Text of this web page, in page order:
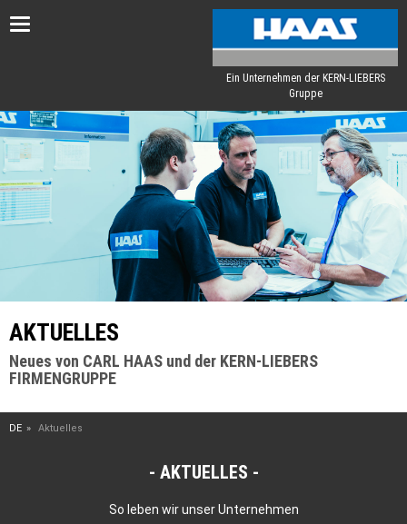
Toggle
Ein Unternehmen der KERN-LIEBERS
Gruppe
AKTUELLES
Neues von CARL HAAS und der KERN-LIEBERS
FIRMENGRUPPE
DE Aktuelles
AKTUELLES
So leben wir unser Unternehmen